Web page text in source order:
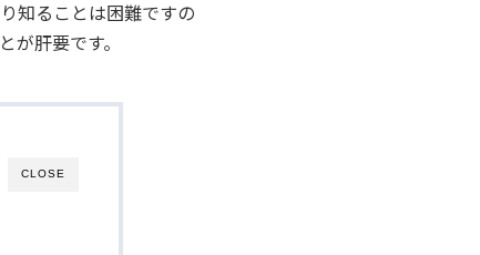
知ることは困難ですの
が肝要です。
CLOSE